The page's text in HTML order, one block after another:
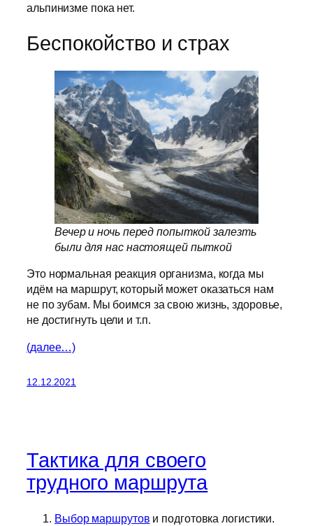
альпинизме пока нет.
Беспокойство и страх
Вечер и ночь перед попыткой залезть
были для нас настоящей пыткой
Это нормальная реакция организма, когда мы
идём на маршрут, который может оказаться нам
не по зубам. Мы боимся за свою жизнь, здоровье,
не достигнуть цели и т.п.
(далее…)
12.12.2021
Тактика для своего
трудного маршрута
Выбор маршрутов и подготовка логистики.